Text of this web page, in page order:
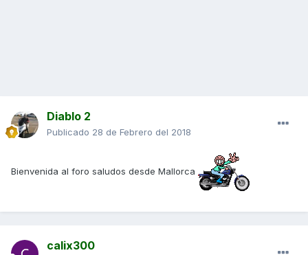
Diablo 2
Publicado 28 de Febrero del 2018
Bienvenida al foro saludos desde Mallorca
calix300